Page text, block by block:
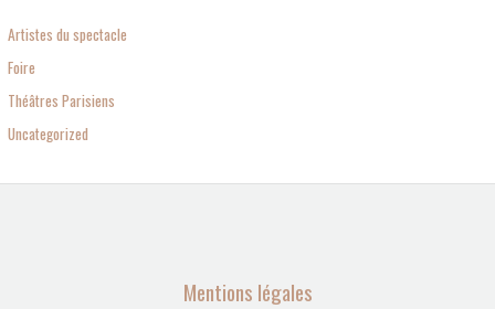
Artistes du spectacle
Foire
Théâtres Parisiens
Uncategorized
Mentions légales